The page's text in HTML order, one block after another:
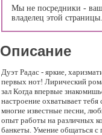
Мы не посредники -
владелец этой страницы.
Описание
Дуэт Радас - яркие,
первых нот! Лирический
зал Когда впервые
настроение охватывает
многие известные песни,
опыт работы на различных
банкеты. Умение общаться с